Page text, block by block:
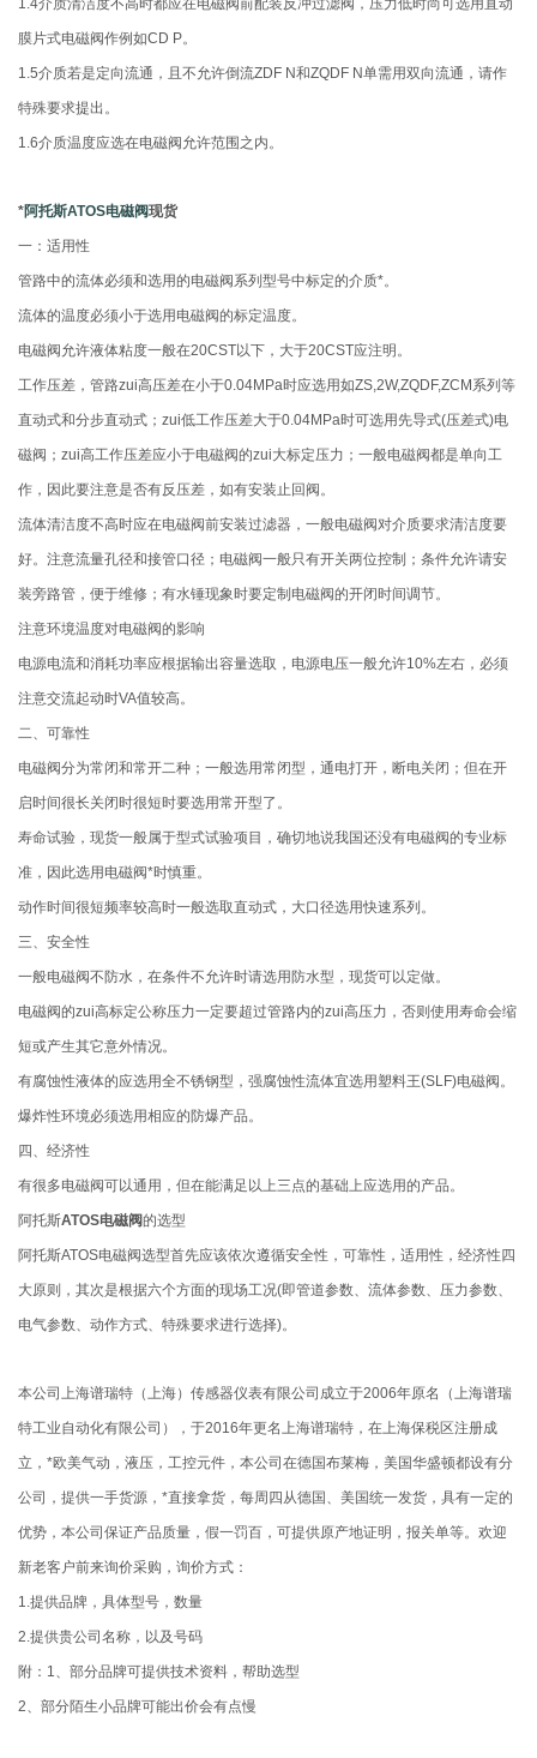
膜片式电磁阀作例如CD P。
1.5介质若是定向流通，且不允许倒流ZDF N和ZQDF N单需用双向流通，请作
特殊要求提出。
1.6介质温度应选在电磁阀允许范围之内。
*阿托斯ATOS电磁阀现货
一：适用性
管路中的流体必须和选用的电磁阀系列型号中标定的介质*。
流体的温度必须小于选用电磁阀的标定温度。
电磁阀允许液体粘度一般在20CST以下，大于20CST应注明。
工作压差，管路zui高压差在小于0.04MPa时应选用如ZS,2W,ZQDF,ZCM系列等
直动式和分步直动式；zui低工作压差大于0.04MPa时可选用先导式(压差式)电
磁阀；zui高工作压差应小于电磁阀的zui大标定压力；一般电磁阀都是单向工
作，因此要注意是否有反压差，如有安装止回阀。
流体清洁度不高时应在电磁阀前安装过滤器，一般电磁阀对介质要求清洁度要
好。注意流量孔径和接管口径；电磁阀一般只有开关两位控制；条件允许请安
装旁路管，便于维修；有水锤现象时要定制电磁阀的开闭时间调节。
注意环境温度对电磁阀的影响
电源电流和消耗功率应根据输出容量选取，电源电压一般允许10%左右，必须
注意交流起动时VA值较高。
二、可靠性
电磁阀分为常闭和常开二种；一般选用常闭型，通电打开，断电关闭；但在开
启时间很长关闭时很短时要选用常开型了。
寿命试验，现货一般属于型式试验项目，确切地说我国还没有电磁阀的专业标
准，因此选用电磁阀*时慎重。
动作时间很短频率较高时一般选取直动式，大口径选用快速系列。
三、安全性
一般电磁阀不防水，在条件不允许时请选用防水型，现货可以定做。
电磁阀的zui高标定公称压力一定要超过管路内的zui高压力，否则使用寿命会缩
短或产生其它意外情况。
有腐蚀性液体的应选用全不锈钢型，强腐蚀性流体宜选用塑料王(SLF)电磁阀。
爆炸性环境必须选用相应的防爆产品。
四、经济性
有很多电磁阀可以通用，但在能满足以上三点的基础上应选用的产品。
阿托斯ATOS电磁阀的选型
阿托斯ATOS电磁阀选型首先应该依次遵循安全性，可靠性，适用性，经济性四
大原则，其次是根据六个方面的现场工况(即管道参数、流体参数、压力参数、
电气参数、动作方式、特殊要求进行选择)。
本公司上海谱瑞特（上海）传感器仪表有限公司成立于2006年原名（上海谱瑞
特工业自动化有限公司），于2016年更名上海谱瑞特，在上海保税区注册成
立，*欧美气动，液压，工控元件，本公司在德国布莱梅，美国华盛顿都设有分
公司，提供一手货源，*直接拿货，每周四从德国、美国统一发货，具有一定的
优势，本公司保证产品质量，假一罚百，可提供原产地证明，报关单等。欢迎
新老客户前来询价采购，询价方式：
1.提供品牌，具体型号，数量
2.提供贵公司名称，以及号码
附：1、部分品牌可提供技术资料，帮助选型
2、部分陌生小品牌可能出价会有点慢